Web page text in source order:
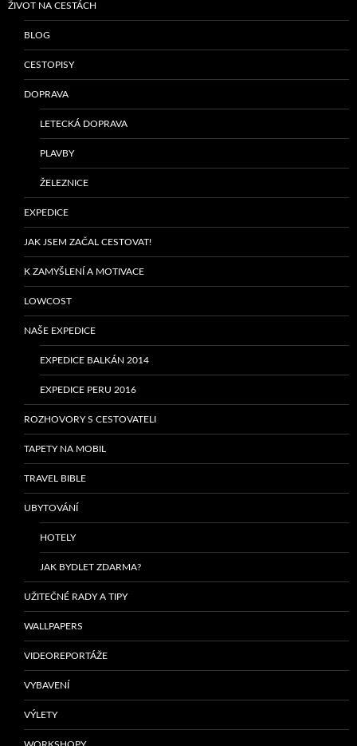
ŽIVOT NA CESTÁCH
BLOG
CESTOPISY
DOPRAVA
LETECKÁ DOPRAVA
PLAVBY
ŽELEZNICE
EXPEDICE
JAK JSEM ZAČAL CESTOVAT!
K ZAMYŠLENÍ A MOTIVACE
LOWCOST
NAŠE EXPEDICE
EXPEDICE BALKÁN 2014
EXPEDICE PERU 2016
ROZHOVORY S CESTOVATELI
TAPETY NA MOBIL
TRAVEL BIBLE
UBYTOVÁNÍ
HOTELY
JAK BYDLET ZDARMA?
UŽITEČNÉ RADY A TIPY
WALLPAPERS
VIDEOREPORTÁŽE
VYBAVENÍ
VÝLETY
WORKSHOPY